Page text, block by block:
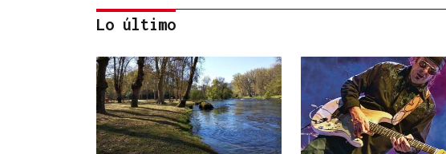
INCUMPLIMIENTO LEGAL
Turismo veta la “Ruta del
Narcotráfico” de Laureano
Lo último